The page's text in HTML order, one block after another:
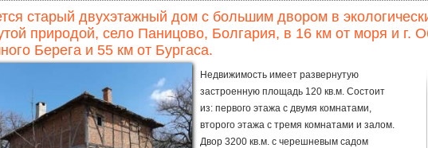
старый двухэтажный дом с большим двором в
природой, село Паницово, Болгария, в 16 км от моря и г.
Берега и 55 км от Бургаса.
Недвижимость имеет развернутую
застроенную площадь 120 кв.м. Состоит
из: первого этажа с двумя комнатами,
второго этажа с тремя комнатами и залом.
Двор 3200 кв.м. с черешневым садом